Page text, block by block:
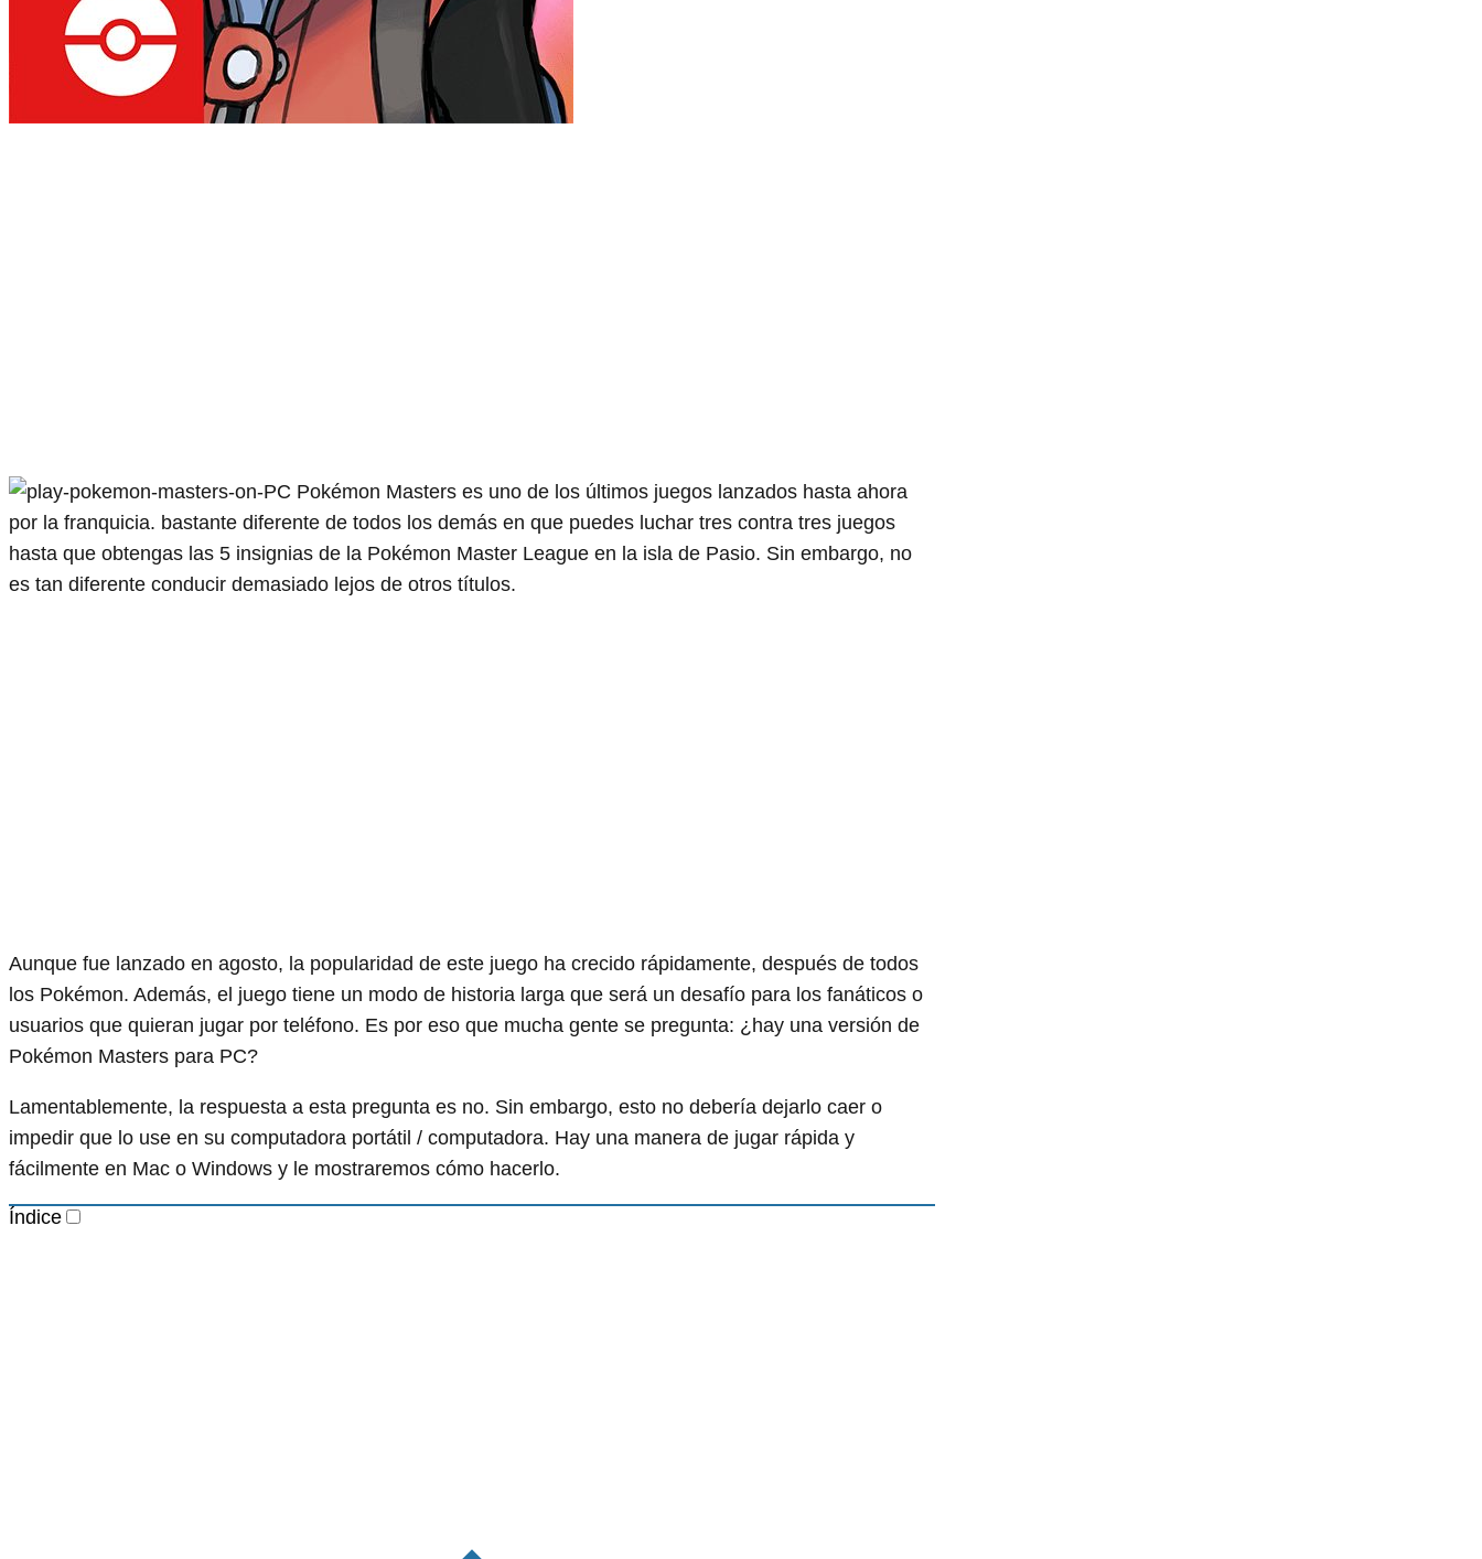
Pokémon Masters es uno de los últimos juegos lanzados hasta ahora
por la franquicia. bastante diferente de todos los demás en que puedes luchar tres contra tres juegos
hasta que obtengas las 5 insignias de la Pokémon Master League en la isla de Pasio. Sin embargo, no
es tan diferente conducir demasiado lejos de otros títulos.
Aunque fue lanzado en agosto, la popularidad de este juego ha crecido rápidamente, después de todos
los Pokémon. Además, el juego tiene un modo de historia larga que será un desafío para los fanáticos o
usuarios que quieran jugar por teléfono. Es por eso que mucha gente se pregunta: ¿hay una versión de
Pokémon Masters para PC?
Lamentablemente, la respuesta a esta pregunta es no. Sin embargo, esto no debería dejarlo caer o
impedir que lo use en su computadora portátil / computadora. Hay una manera de jugar rápida y
fácilmente en Mac o Windows y le mostraremos cómo hacerlo.
Índice